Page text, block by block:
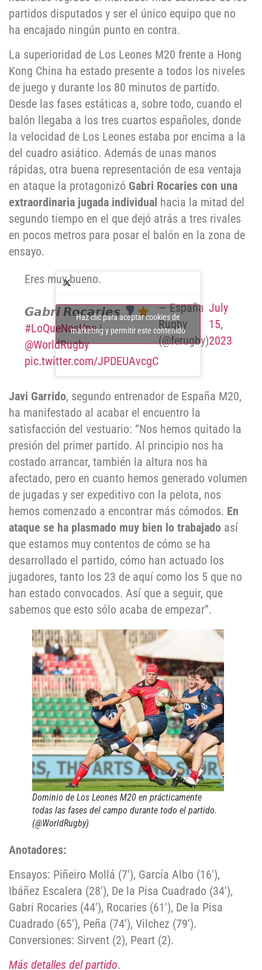
partidos disputados y ser el único equipo que no
ha encajado ningún punto en contra.
La superioridad de Los Leones M20 frente a Hong
Kong China ha estado presente a todos los niveles
de juego y durante los 80 minutos de partido.
Desde las fases estáticas a, sobre todo, cuando el
balón llegaba a los tres cuartos españoles, donde
la velocidad de Los Leones estaba por encima a la
del cuadro asiático. Además de unas manos
rápidas, otra buena representación de esa ventaja
en ataque la protagonizó Gabri Rocaries con una
extraordinaria jugada individual hacia la mitad del
segundo tiempo en el que dejó atrás a tres rivales
en pocos metros para posar el balón en la zona de
ensayo.
Eres muy bueno.
𝙂𝙖𝙗𝙧𝙞 𝙍𝙤𝙘𝙖𝙧𝙞𝙚𝙨
#LoQueNosUne|
@WorldRugby
pic.twitter.com/JPDEUAvcgC
— España
Rugby
(@ferugby)
July
15,
2023
Haz clic para aceptar cookies de
marketing y permitir este contenido
Javi Garrido, segundo entrenador de España M20,
ha manifestado al acabar el encuentro la
satisfacción del vestuario: “Nos hemos quitado la
presión del primer partido. Al principio nos ha
costado arrancar, también la altura nos ha
afectado, pero en cuanto hemos generado volumen
de jugadas y ser expeditivo con la pelota, nos
hemos comenzado a encontrar más cómodos. En
ataque se ha plasmado muy bien lo trabajado así
que estamos muy contentos de cómo se ha
desarrollado el partido, cómo han actuado los
jugadores, tanto los 23 de aquí como los 5 que no
han estado convocados. Así que a seguir, que
sabemos que esto sólo acaba de empezar”.
Dominio de Los Leones M20 en prácticamente
todas las fases del campo durante todo el partido.
(@WorldRugby)
Anotadores:
Ensayos: Piñeiro Mollá (7′), García Albo (16′),
Ibáñez Escalera (28′), De la Pisa Cuadrado (34′),
Gabri Rocaries (44′), Rocaries (61′), De la Pisa
Cuadrado (65′), Peña (74′), Vilchez (79′).
Conversiones: Sirvent (2), Peart (2).
Más detalles del partido.